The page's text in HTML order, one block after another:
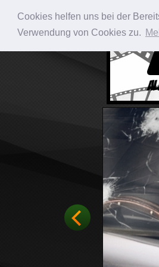
Cookies helfen uns bei der
Verwendung von Cookies zu.